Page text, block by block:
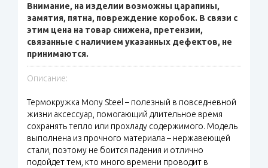
Внимание, на изделии возможны царапины,
замятия, пятна, повреждение коробок. В связи с
этим цена на товар снижена, претензии,
связанные с наличием указанных дефектов, не
принимаются.
Описание:
Термокружка Mony Steel – полезный в повседневной
жизни аксессуар, помогающий длительное время
сохранять тепло или прохладу содержимого. Модель
выполнена из прочного материала – нержавеющей
стали, поэтому не боится падения и отлично
подойдет тем, кто много времени проводит в